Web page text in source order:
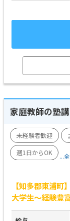
家庭教師の塾
未経験者歓迎
週1日からOK
...
【知多郡東浦
大学生～経験豊